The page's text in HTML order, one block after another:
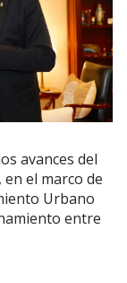
avances del
el marco de
Urbano
entre